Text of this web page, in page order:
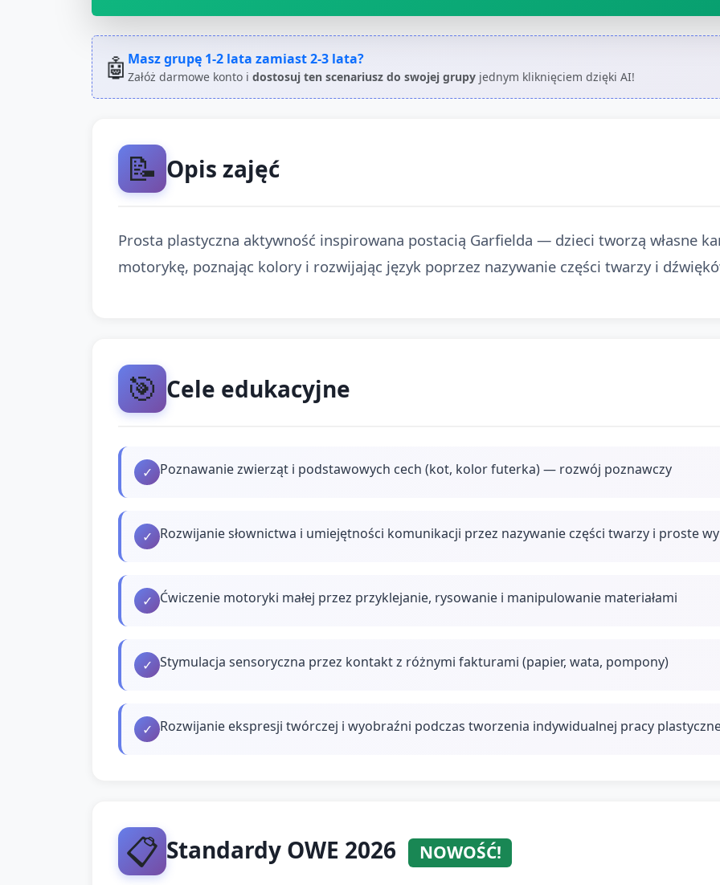
🤖Masz grupę 1-2 lata zamiast2-3 lata?
Załóż darmowe konto i dostosuj ten scenariusz do swojej grupy jednym kliknięciem dzięki AI!
📝 Opis zajęć
Prosta plastyczna aktywność inspirowana postacią Garfielda — dzieci tworzą własne
motorykę, poznając kolory i rozwijając język poprzez nazywanie części twarzy i
🎯 Cele edukacyjne
✓ Poznawanie zwierząt i podstawowych cech (kot, kolor futerka) — rozwój poznawczy
✓ Rozwijanie słownictwa i umiejętności komunikacji przez nazywanie części twarzy i proste
✓ Ćwiczenie motoryki małej przez przyklejanie, rysowanie i manipulowanie materiałami
✓ Stymulacja sensoryczna przez kontakt z różnymi fakturami (papier, wata, pompony)
✓ Rozwijanie ekspresji twórczej i wyobraźni podczas tworzenia indywidualnej pracy
📋 Standardy OWE 2026 NOWOŚĆ!